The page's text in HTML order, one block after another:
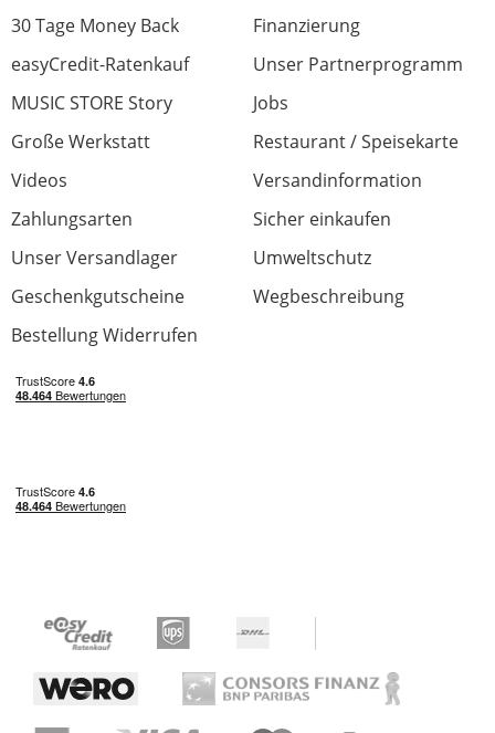
30 Tage Money Back
Finanzierung
easyCredit-Ratenkauf
Unser Partnerprogramm
MUSIC STORE Story
Jobs
Große Werkstatt
Restaurant / Speisekarte
Videos
Versandinformation
Zahlungsarten
Sicher einkaufen
Unser Versandlager
Umweltschutz
Geschenkgutscheine
Wegbeschreibung
Bestellung Widerrufen